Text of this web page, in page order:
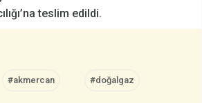
teslim edildi.
#akmercan #doğalgaz